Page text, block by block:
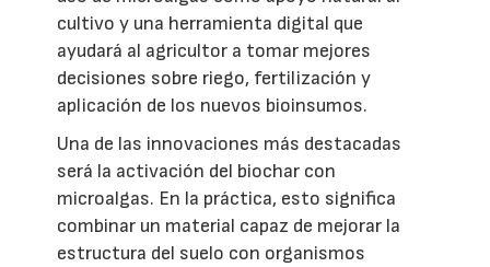
cultivo y una herramienta digital que
ayudará al agricultor a tomar mejores
decisiones sobre riego, fertilización y
aplicación de los nuevos bioinsumos.
Una de las innovaciones más destacadas
será la activación del biochar con
microalgas. En la práctica, esto significa
combinar un material capaz de mejorar la
estructura del suelo con organismos